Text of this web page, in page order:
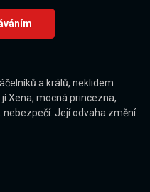
a králů, neklidem
Xena, mocná princezna,
nebezpečí. Její odvaha změní